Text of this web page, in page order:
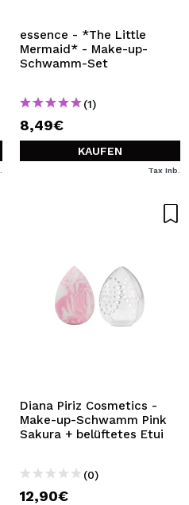
essence - *The Little
Mermaid* - Make-up-
Schwamm-Set
(1)
8,49€
KAUFEN
Tax Inb.
Diana Piriz Cosmetics -
Make-up-Schwamm Pink
Sakura + belüftetes Etui
(0)
12,90€